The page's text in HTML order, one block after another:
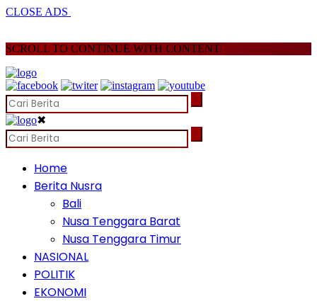
CLOSE ADS
SCROLL TO CONTINUE WITH CONTENT
✖
Home
Berita Nusra
Bali
Nusa Tenggara Barat
Nusa Tenggara Timur
NASIONAL
POLITIK
EKONOMI